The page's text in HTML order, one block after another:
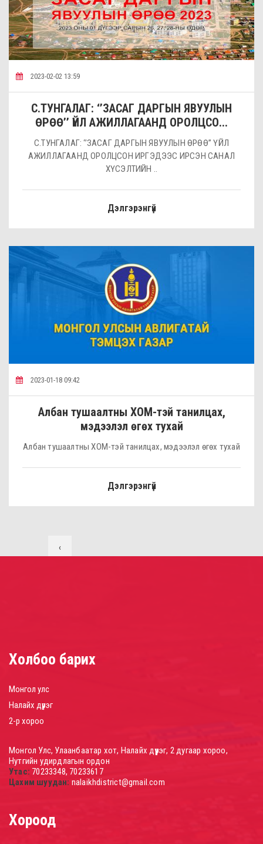
2023-02-02 13:59
С.ТУНГАЛАГ: ‘’ЗАСАГ ДАРГЫН ЯВУУЛЫН
ӨРӨӨ’’ ҮЙЛ АЖИЛЛАГААНД ОРОЛЦСО...
С.ТУНГАЛАГ: ‘’ЗАСАГ ДАРГЫН ЯВУУЛЫН ӨРӨӨ’’ ҮЙЛ
АЖИЛЛАГААНД ОРОЛЦСОН ИРГЭДЭЭС ИРСЭН САНАЛ
ХҮСЭЛТИЙН ..
Дэлгэрэнгүй
2023-01-18 09:42
Албан тушаалтны ХОМ-тэй танилцах,
мэдээлэл өгөх тухай
Албан тушаалтны ХОМ-тэй танилцах, мэдээлэл өгөх тухай
Дэлгэрэнгүй
‹
Холбоо барих
Монгол улс
Налайх дүүрэг
2-р хороо
Монгол Улс, Улаанбаатар хот, Налайх дүүрэг, 2 дугаар хороо,
Нутгийн удирдлагын ордон
Утас: 70233348, 70233617
Цахим шуудан: nalaikhdistrict@gmail.com
Хороод